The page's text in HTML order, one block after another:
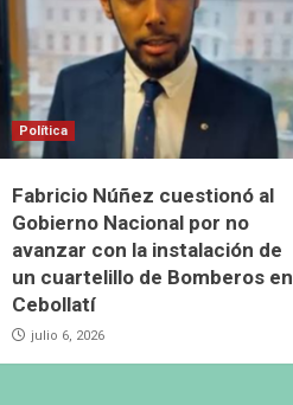
Política
Fabricio Núñez cuestionó al
Gobierno Nacional por no
avanzar con la instalación de
un cuartelillo de Bomberos en
Cebollatí
julio 6, 2026